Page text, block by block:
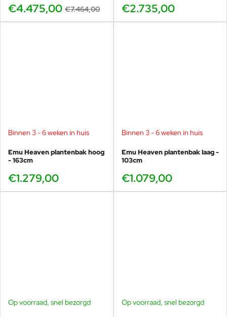
€4.475,00 €7.464,00 €2.735,00
Binnen 3 - 6 weken in huis
Emu Heaven plantenbak hoog
- 163cm
€1.279,00
Binnen 3 - 6 weken in huis
Emu Heaven plantenbak laag -
103cm
€1.079,00
Op voorraad, snel bezorgd -17%
Op voorraad, snel bezorgd